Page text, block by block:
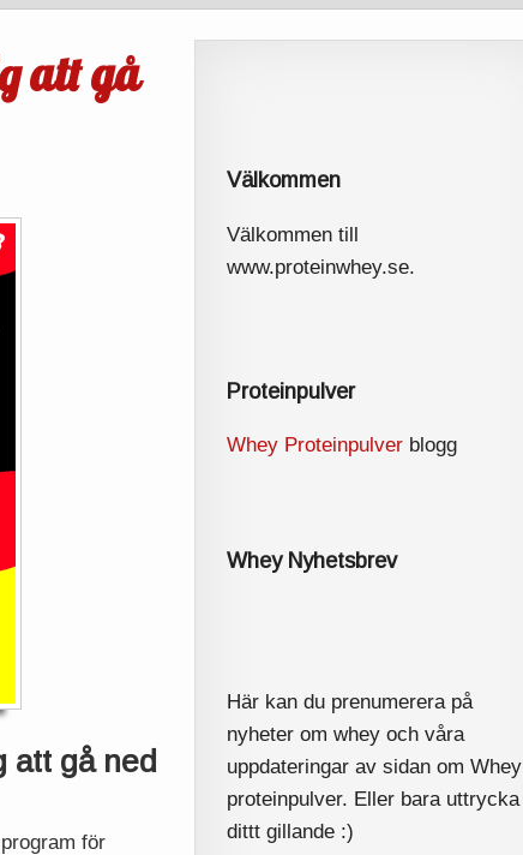
att gå
att gå ned
för
Välkommen
Välkommen till
www.proteinwhey.se.
Proteinpulver
Whey Proteinpulverblogg
Whey Nyhetsbrev
Här kan du prenumerera på
nyheter om whey och våra
uppdateringar av sidan om Whey
proteinpulver. Eller bara uttrycka
dittt gillande :)